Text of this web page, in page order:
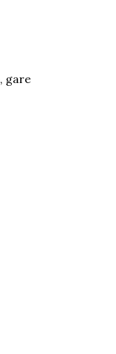
gare